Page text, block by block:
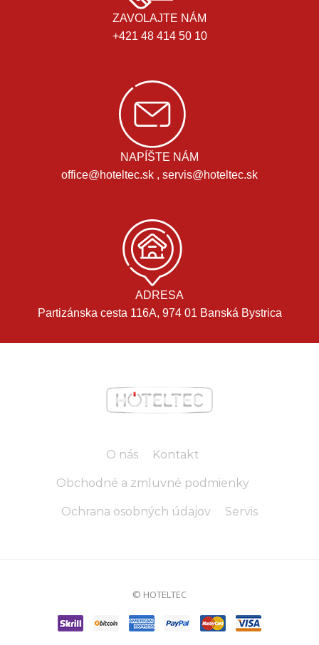
ZAVOLAJTE NÁM
+421 48 414 50 10
NAPÍŠTE NÁM
office@hoteltec.sk , servis@hoteltec.sk
ADRESA
Partizánska cesta 116A, 974 01 Banská Bystrica
O nás Kontakt
Obchodné a zmluvné podmienky
Ochrana osobných údajov Servis
© HOTELTEC